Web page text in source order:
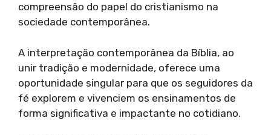
compreensão do papel do cristianismo na
sociedade contemporânea.
A interpretação contemporânea da Bíblia, ao
unir tradição e modernidade, oferece uma
oportunidade singular para que os seguidores da
fé explorem e vivenciem os ensinamentos de
forma significativa e impactante no cotidiano.